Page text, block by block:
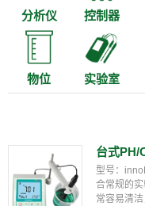
分析仪 控制器
物位 实验室
台式PH/
型号：
合常规的
常容易清